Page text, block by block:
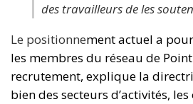
des travailleurs de les
Le positionnement actuel a
les membres du réseau de
recrutement, explique la
bien des secteurs d’activités,